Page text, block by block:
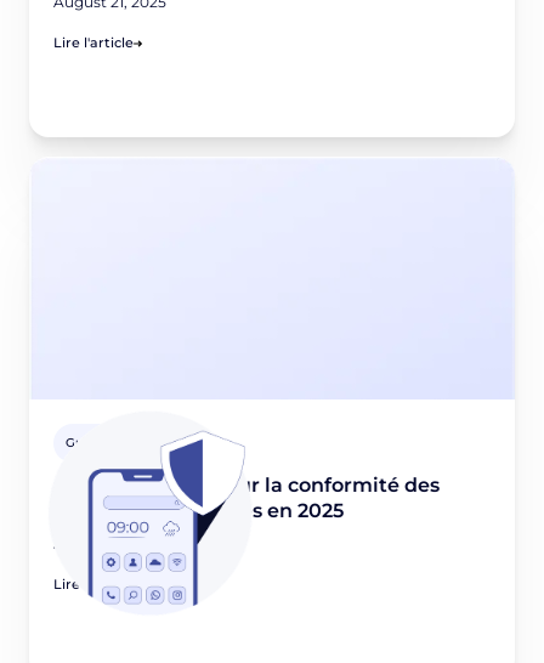
Lire l'article
Guides Privacy
Guide essentiel pour la conformité des
applications mobiles en 2025
June 17, 2025
Lire l'article